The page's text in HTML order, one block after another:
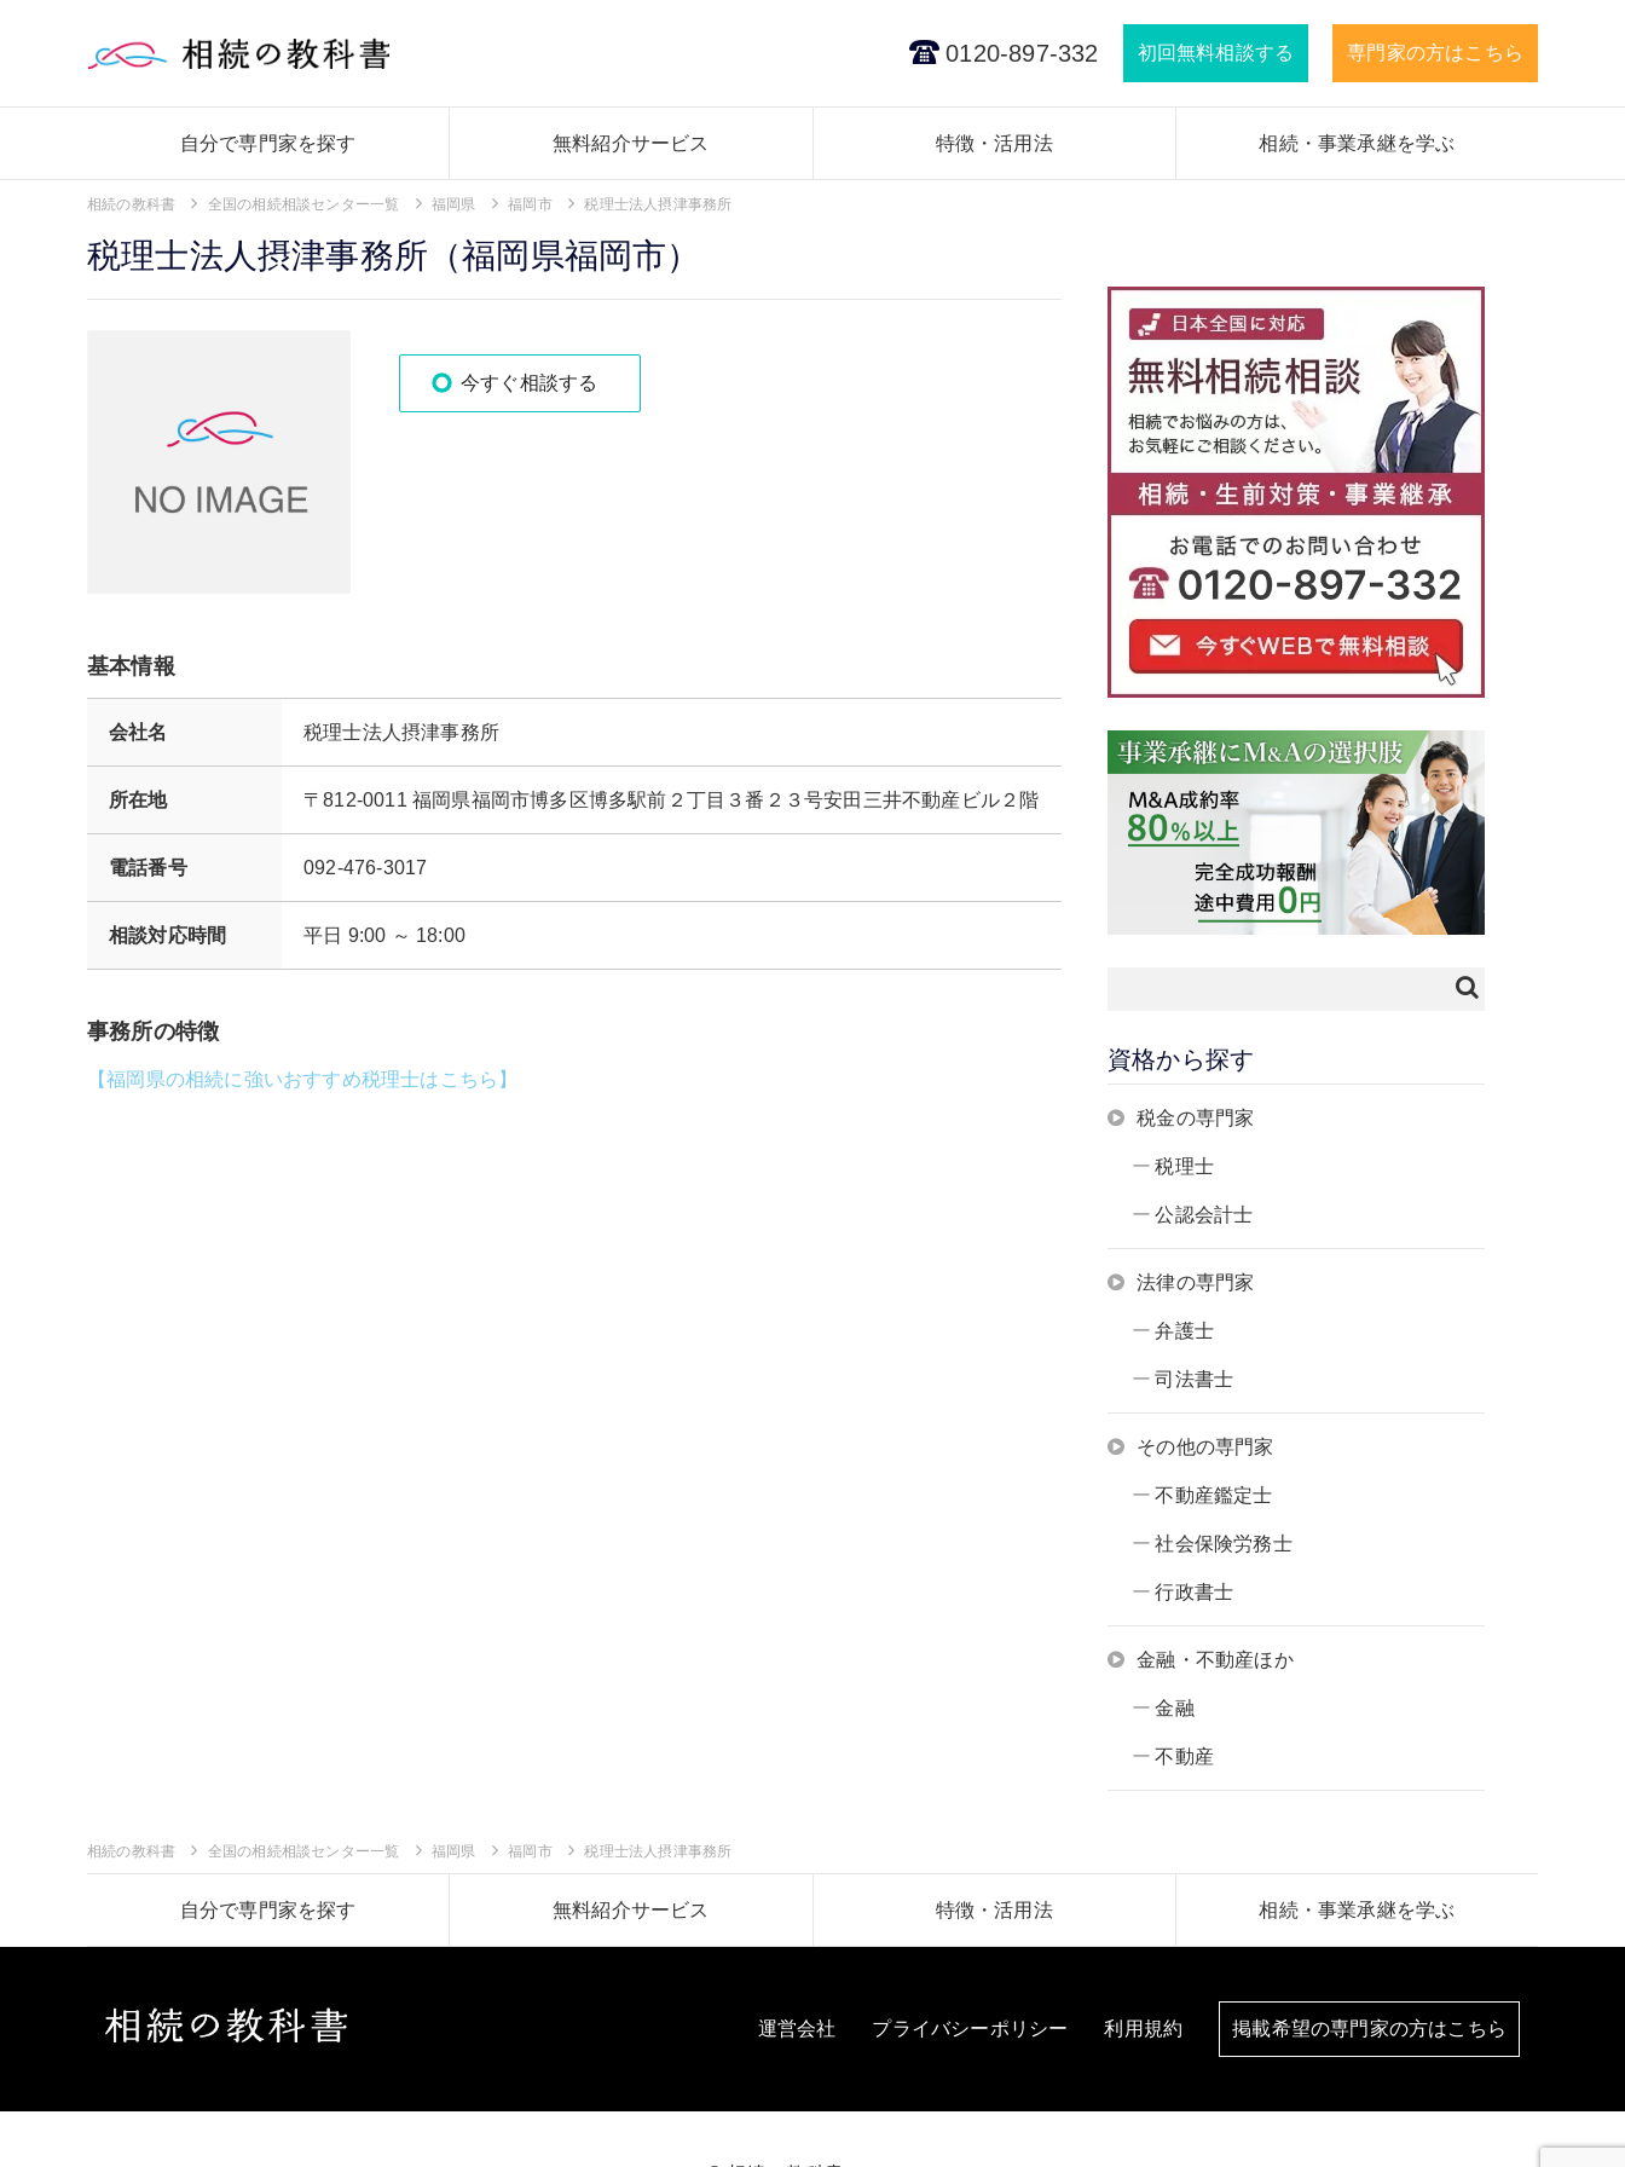
0120-897-332 初回無料相談する 専門家の方はこちら
自分で専門家を探す 無料紹介サービス 特徴・活用法 相続・事業承継を学ぶ
相続の教科書 全国の相続相談センター一覧 福岡県 福岡市 税理士法人摂津事務所
税理士法人摂津事務所（福岡県福岡市）
今すぐ相談する
基本情報
会社名 税理士法人摂津事務所
所在地 〒812-0011 福岡県福岡市博多区博多駅前２丁目３番２３号安田三井不動産ビル２階
電話番号 092-476-3017
相談対応時間 平日 9:00 ～ 18:00
事務所の特徴
【福岡県の相続に強いおすすめ税理士はこちら】
資格から探す
税金の専門家
税理士
公認会計士
法律の専門家
弁護士
司法書士
その他の専門家
不動産鑑定士
社会保険労務士
行政書士
金融・不動産ほか
金融
不動産
相続の教科書 全国の相続相談センター一覧 福岡県 福岡市 税理士法人摂津事務所
自分で専門家を探す 無料紹介サービス 特徴・活用法 相続・事業承継を学ぶ
運営会社 プライバシーポリシー 利用規約 掲載希望の専門家の方はこちら